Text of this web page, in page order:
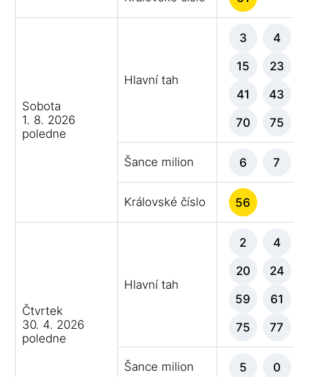
Sobota
1. 8. 2026
poledne
Hlavní tah
3 4
15 23
41 43
70 75
Šance milion 6 7
Královské číslo 56
Čtvrtek
30. 4. 2026
poledne
Hlavní tah
2 4
20 24
59 61
75 77
Šance milion 5 0